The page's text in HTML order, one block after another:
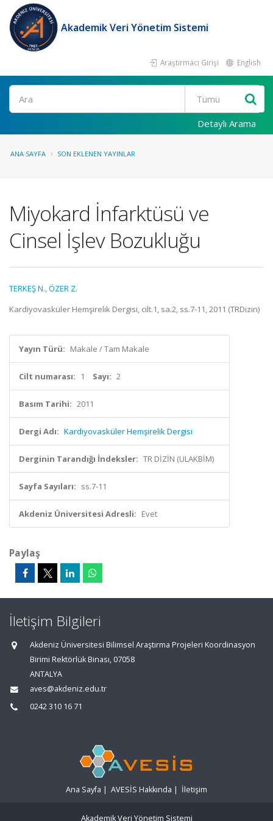
Akademik Veri Yönetim Sistemi
Araştırmacı Girişi English
Ara
Detaylı Arama
ANA SAYFA SON EKLENEN YAYINLAR
Miyokard İnfarktüsü ve
Cinsel İşlev Bozukluğu
TERKEŞ N.,ÖZER Z.
Kardiyovasküler Hemşirelik Dergisi, cilt.1, sa.2, ss.7-11, 2011 (TRDizin)
Yayın Türü: Makale / Tam Makale
Cilt numarası: 1 Sayı: 2
Basım Tarihi: 2011
Dergi Adı: Kardiyovasküler Hemşirelik Dergisi
Derginin Tarandığı İndeksler: TR DİZİN (ULAKBİM)
Sayfa Sayıları: ss.7-11
Akdeniz Üniversitesi Adresli: Evet
Paylaş
İletişim Bilgileri
Akdeniz Üniversitesi Bilimsel Araştırma Projeleri Koordinasyon
Birimi Rektörlük Binası, 07058
ANTALYA
aves@akdeniz.edu.tr
0242 310 16 71
Ana Sayfa | AVESİS Hakkında | İletişim
Akademik Veri Yönetim Sistemi